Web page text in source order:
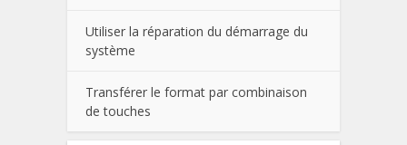
Utiliser la réparation du démarrage du
système
Transférer le format par combinaison
de touches